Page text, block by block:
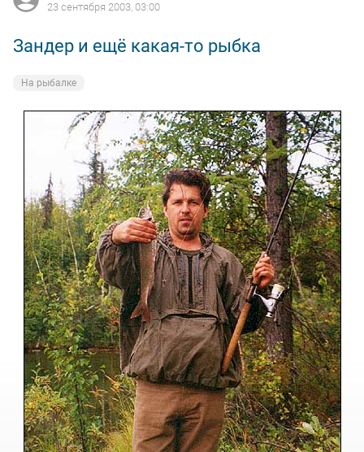
23 сентября 2003, 03:00
Зандер и ещё какая-то рыбка
На рыбалке